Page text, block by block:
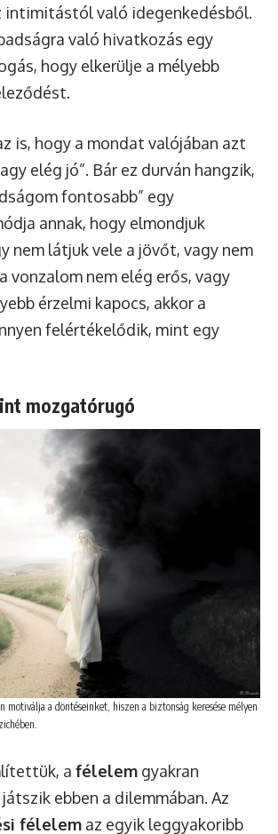
intimitástól való idegenkedésből.
való hivatkozás egy
hogy elkerülje a mélyebb
is, hogy a mondat valójában azt
elég jó”. Bár ez durván hangzik,
fontosabb” egy
annak, hogy elmondjuk
nem látjuk vele a jövőt, vagy nem
vonzalom nem elég erős, vagy
érzelmi kapocs, akkor a
felértékelődik, mint egy
mozgatórugó
motiválja a döntéseinket, hiszen a biztonság keresése mélyen
a félelem gyakran
ebben a dilemmában. Az
félelem az egyik leggyakoribb